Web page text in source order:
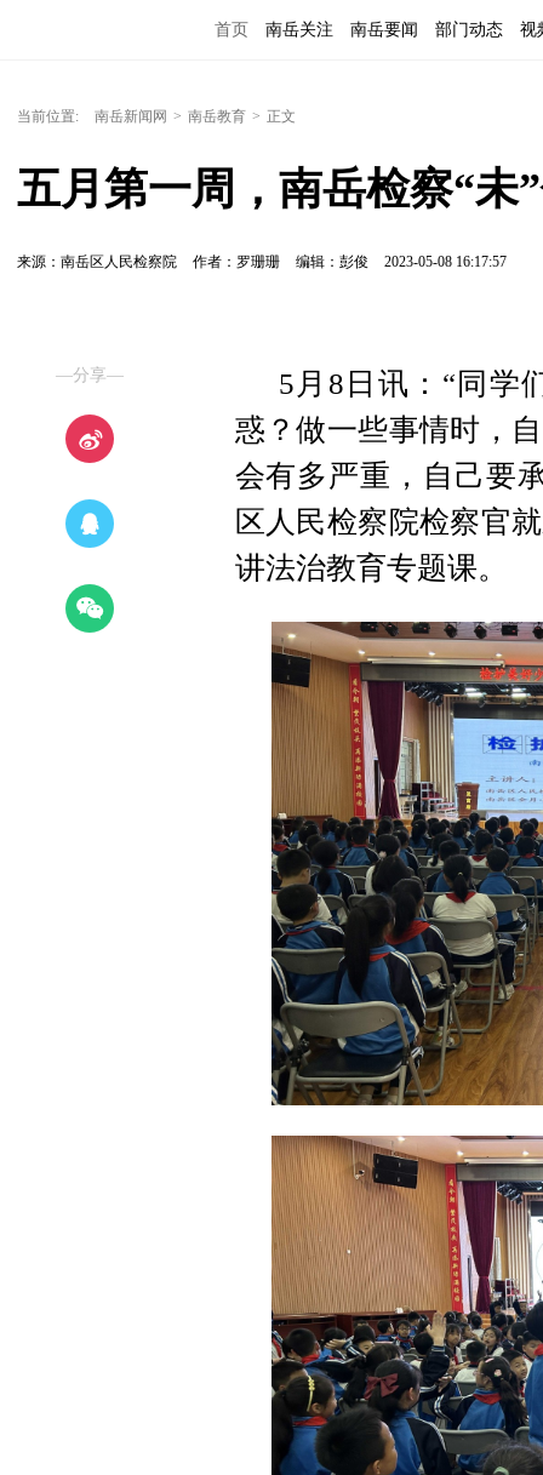
首页 南岳关注 南岳要闻 部门动态 视
当前位置: 南岳新闻网 > 南岳教育 > 正文
五月第一周，南岳检察“未
来源：南岳区人民检察院 作者：罗珊珊 编辑：彭俊 2023-05-08 16:17:57
—分享—
5月8日讯：“同学
惑？做一些事情时，
会有多严重，自己要
区人民检察院检察官
讲法治教育专题课。